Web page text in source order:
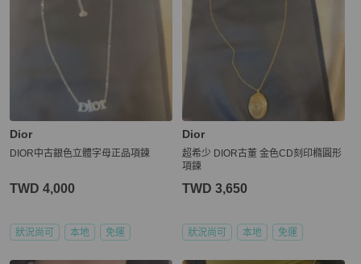
Dior
DIOR中古銀色立體字母正品項鍊
TWD 4,000
狀況尚可 本地 免運
Dior
超希少 DIOR古董 金色CD刻印橢圓形
項鍊
TWD 3,650
狀況尚可 本地 免運